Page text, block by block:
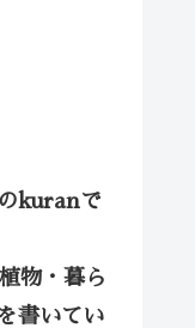
kuranで
物・暮ら
書いてい